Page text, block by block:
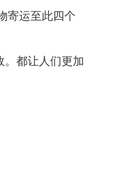
寄运至此四个
都让人们更加